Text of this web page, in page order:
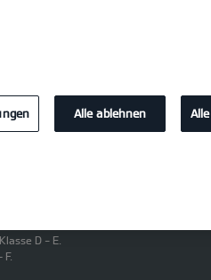
D - E.
Alle ablehnen